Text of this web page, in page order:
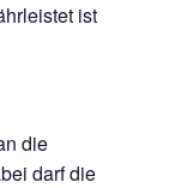
ist
die
darf die